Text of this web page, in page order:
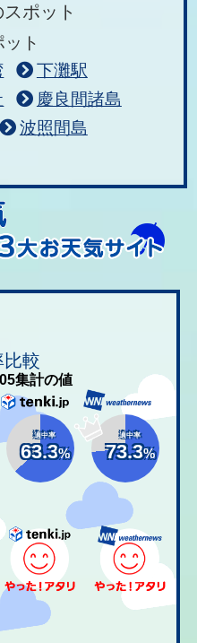
ポット
ト
下灘駅
慶良間諸島
波照間島
較
集計の値
適中率
63.3%
適中率
73.3%